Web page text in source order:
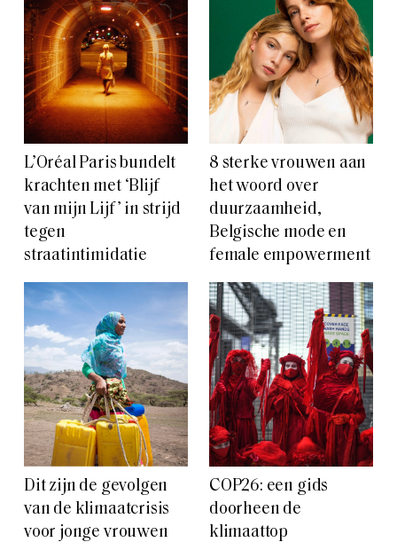
L’Oréal Paris bundelt
krachten met ‘Blijf
van mijn Lijf’ in strijd
tegen
straatintimidatie
8 sterke vrouwen aan
het woord over
duurzaamheid,
Belgische mode en
female empowerment
Dit zijn de gevolgen
van de klimaatcrisis
voor jonge vrouwen
COP26: een gids
doorheen de
klimaattop